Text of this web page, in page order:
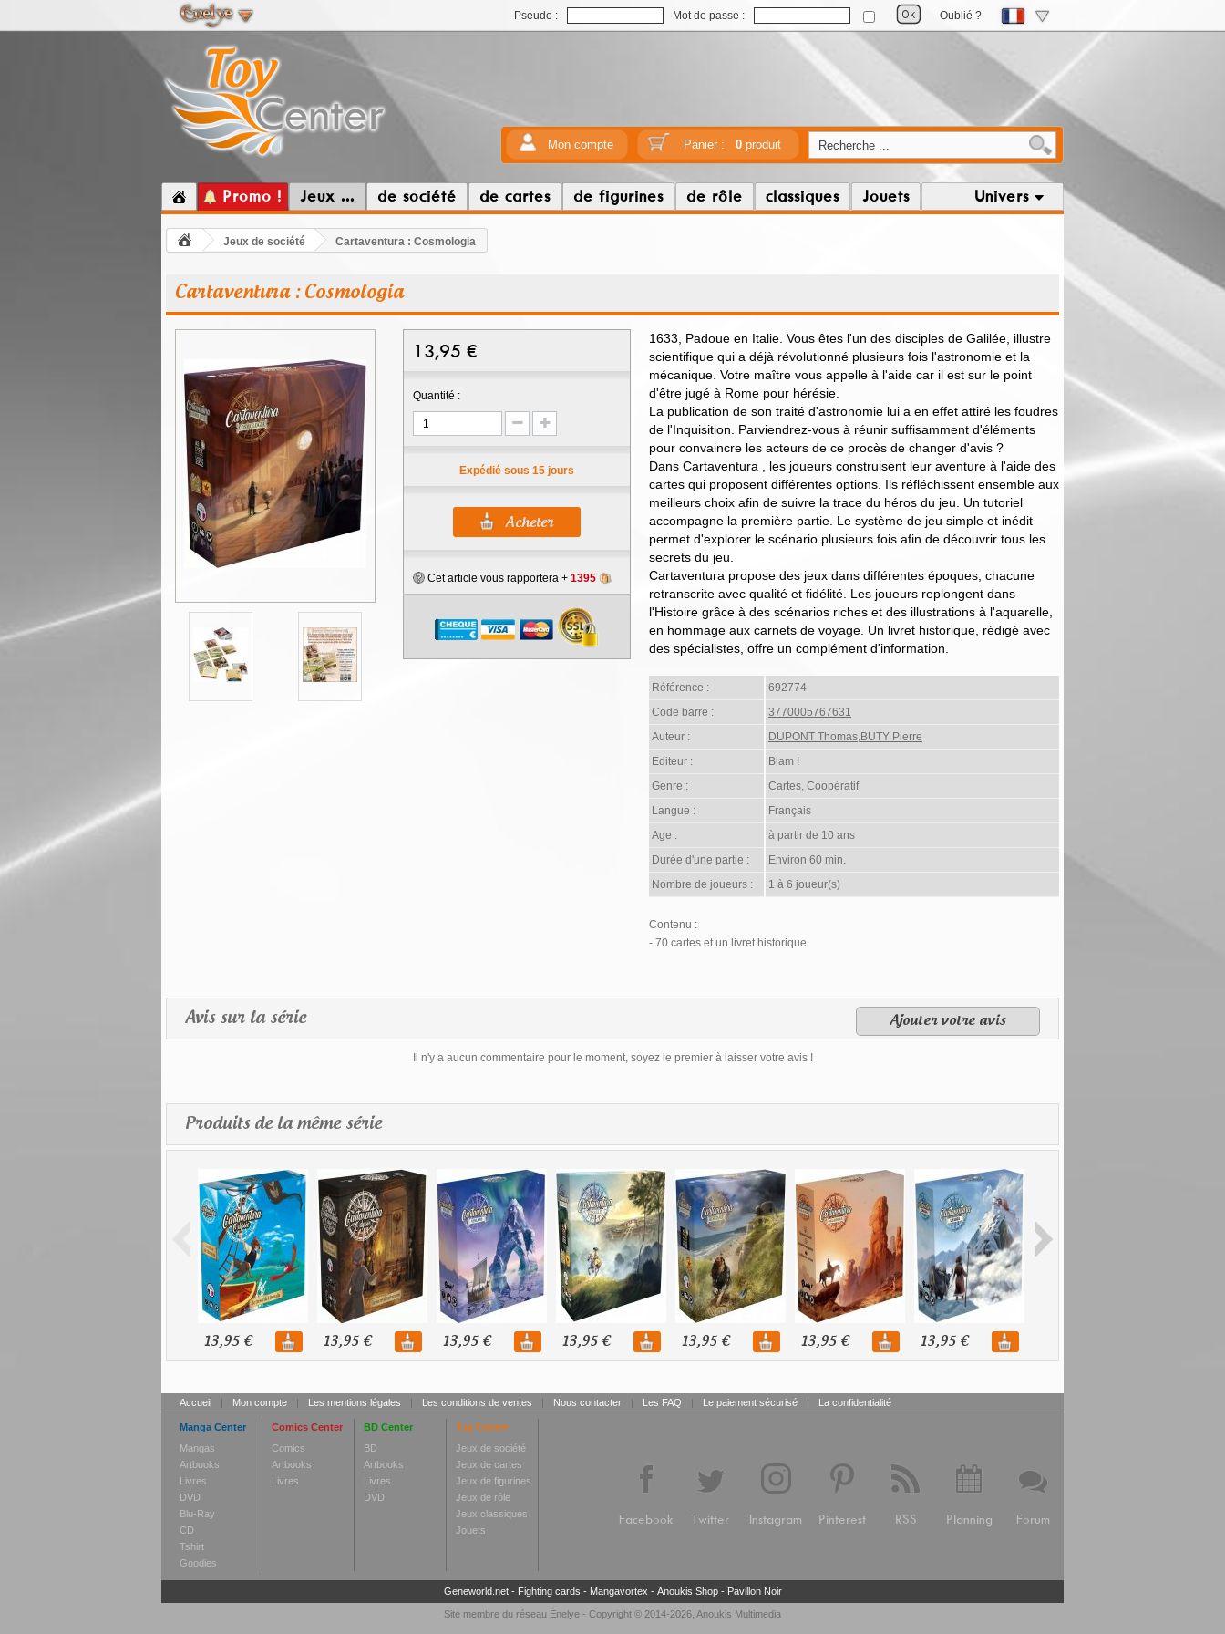
Pseudo : Mot de passe : Oublié ?
Mon compte Panier : 0produit
Promo ! Jeux ... de société de cartes de figurines de rôle classiques Jouets Univers
Jeux de société Cartaventura : Cosmologia
Cartaventura : Cosmologia
13,95 €
Quantité :
Expédié sous 15 jours
Cet article vous rapportera + 1395
1633, Padoue en Italie. Vous êtes l'un des disciples de Galilée, illustre
scientifique qui a déjà révolutionné plusieurs fois l'astronomie et la
mécanique. Votre maître vous appelle à l'aide car il est sur le point
d'être jugé à Rome pour hérésie.
La publication de son traité d'astronomie lui a en effet attiré les foudres
de l'Inquisition. Parviendrez-vous à réunir suffisamment d'éléments
pour convaincre les acteurs de ce procès de changer d'avis ?
Dans Cartaventura , les joueurs construisent leur aventure à l'aide des
cartes qui proposent différentes options. Ils réfléchissent ensemble aux
meilleurs choix afin de suivre la trace du héros du jeu. Un tutoriel
accompagne la première partie. Le système de jeu simple et inédit
permet d'explorer le scénario plusieurs fois afin de découvrir tous les
secrets du jeu.
Cartaventura propose des jeux dans différentes époques, chacune
retranscrite avec qualité et fidélité. Les joueurs replongent dans
l'Histoire grâce à des scénarios riches et des illustrations à l'aquarelle,
en hommage aux carnets de voyage. Un livret historique, rédigé avec
des spécialistes, offre un complément d'information.
Référence :
692774
Code barre :
3770005767631
Auteur :
DUPONT Thomas,BUTY Pierre
Editeur :
Blam !
Genre :
Cartes, Coopératif
Langue :
Français
Age :
à partir de 10 ans
Durée d'une partie :
Environ 60 min.
Nombre de joueurs :
1 à 6 joueur(s)
Contenu :
- 70 cartes et un livret historique
Avis sur la série Ajouter votre avis
Il n'y a aucun commentaire pour le moment, soyez le premier à laisser votre avis !
Produits de la même série
13,95 € 13,95 € 13,95 € 13,95 € 13,95 € 13,95 € 13,95 €
Accueil | Mon compte | Les mentions légales | Les conditions de ventes | Nous contacter | Les FAQ | Le paiement sécurisé | La confidentialité
Manga Center
Mangas
Artbooks
Livres
DVD
Blu-Ray
CD
Tshirt
Goodies
Comics Center
Comics
Artbooks
Livres
BD Center
BD
Artbooks
Livres
DVD
Toy Center
Jeux de société
Jeux de cartes
Jeux de figurines
Jeux de rôle
Jeux classiques
Jouets
Facebook Twitter Instagram Pinterest RSS Planning Forum
Geneworld.net- Fighting cards - Mangavortex - Anoukis Shop- Pavillon Noir
Site membre du réseau Enelye - Copyright © 2014-2026, Anoukis Multimedia